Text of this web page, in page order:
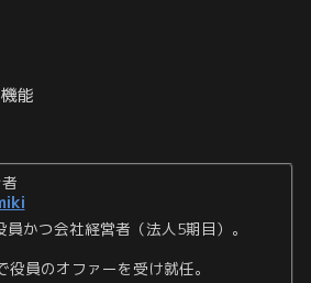
能
員かつ会社経営者（法人5期目）。
役員のオファーを受け就任。